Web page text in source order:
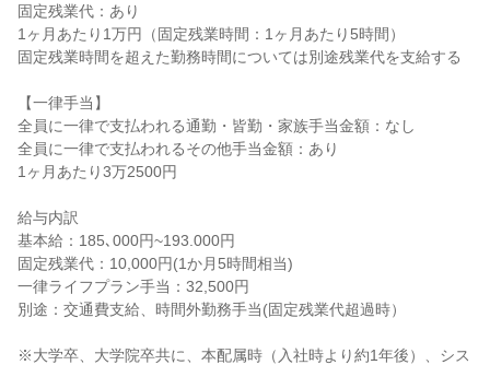
固定残業代：あり
1ヶ月あたり1万円（固定残業時間：1ヶ月あたり5時間）
固定残業時間を超えた勤務時間については別途残業代を支給する
【一律手当】
全員に一律で支払われる通勤・皆勤・家族手当金額：なし
全員に一律で支払われるその他手当金額：あり
1ヶ月あたり3万2500円
給与内訳
基本給：185､000円~193.000円
固定残業代：10,000円(1か月5時間相当)
一律ライフプラン手当：32,500円
別途：交通費支給、時間外勤務手当(固定残業代超過時）
※大学卒、大学院卒共に、本配属時（入社時より約1年後）、シス